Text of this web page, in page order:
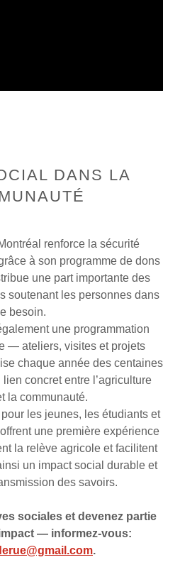
DANS LA
renforce la sécurité
à son programme de dons
une part importante des
soutenant les personnes dans
le besoin.
une programmation
— ateliers, visites et projets
chaque année des centaines
concret entre l’agriculture
la communauté.
les jeunes, les étudiants et
une première expérience
la relève agricole et facilitent
un impact social durable et
des savoirs.
sociales et devenez partie
— informez-vous:
.